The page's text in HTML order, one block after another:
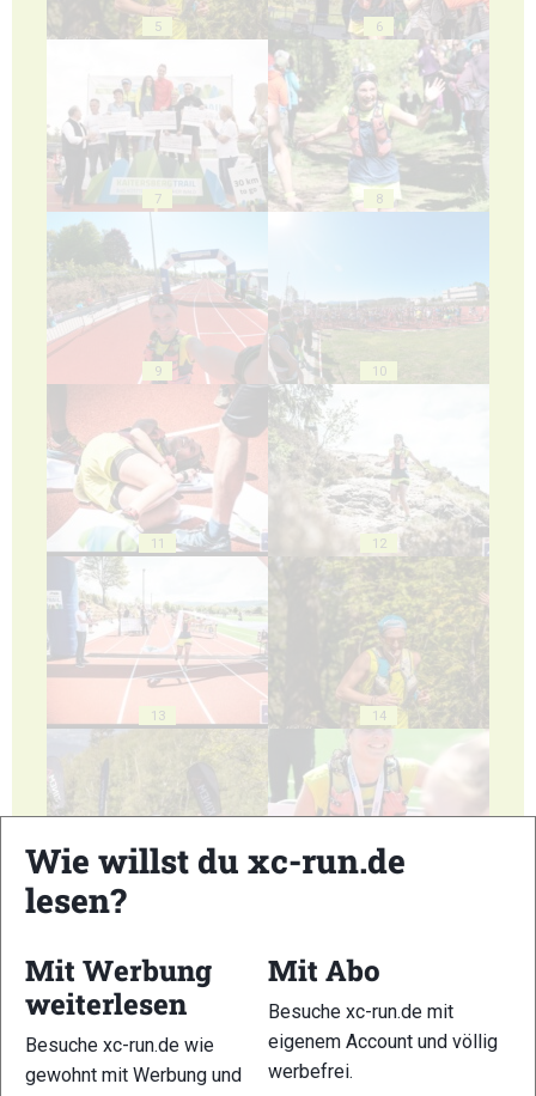
5 6
7 8
9 10
11 12
13 14
Wie willst du xc-run.de
lesen?
Mit Werbung
weiterlesen
Besuche xc-run.de wie
gewohnt mit Werbung und
Mit Abo
Besuche xc-run.de mit
eigenem Account und völlig
werbefrei.